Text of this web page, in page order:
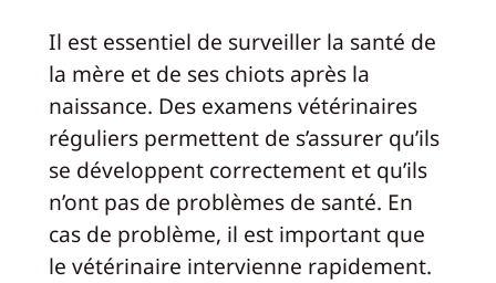
Il est essentiel de surveiller la santé de
la mère et de ses chiots après la
naissance. Des examens vétérinaires
réguliers permettent de s’assurer qu’ils
se développent correctement et qu’ils
n’ont pas de problèmes de santé. En
cas de problème, il est important que
le vétérinaire intervienne rapidement.